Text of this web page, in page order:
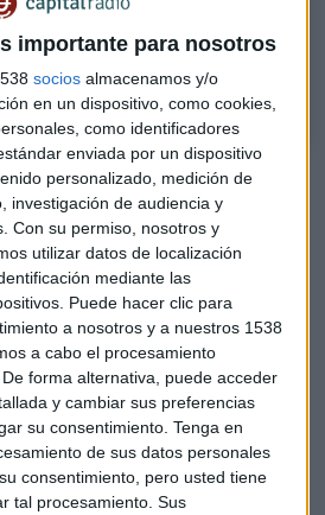
importante para nosotros
socios almacenamos y/o
en un dispositivo, como cookies,
como identificadores
enviada por un dispositivo
personalizado, medición de
investigación de audiencia y
Con su permiso, nosotros y
utilizar datos de localización
mediante las
Puede hacer clic para
a nosotros y a nuestros 1538
a cabo el procesamiento
forma alternativa, puede acceder
y cambiar sus preferencias
su consentimiento. Tenga en
de sus datos personales
consentimiento, pero usted tiene
tal procesamiento. Sus
la OPA del BBVA
del Instituto de Empresa, Manuel
de la Oferta de BBVA sobre el Sabadell.
mismos términos
lanzó una propuesta de
que fue rechazada por el consejo
entidad al considerar que la oferta,
significativamente" al banco y
como entidad
reunido en la jornada de ayer, 8
una opa sobre Sabadell ofreciendo
condiciones.